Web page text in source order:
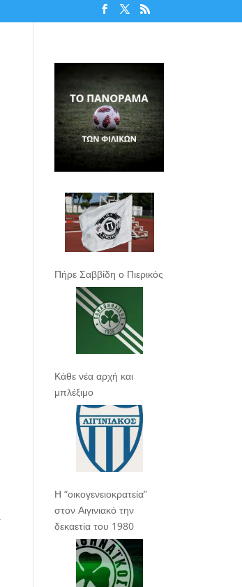
Πήρε Σαββίδη ο Πιερικός
Κάθε νέα αρχή και
μπλέξιμο
Η “οικογενειοκρατεία”
στον Αιγινιακό την
δεκαετία του 1980